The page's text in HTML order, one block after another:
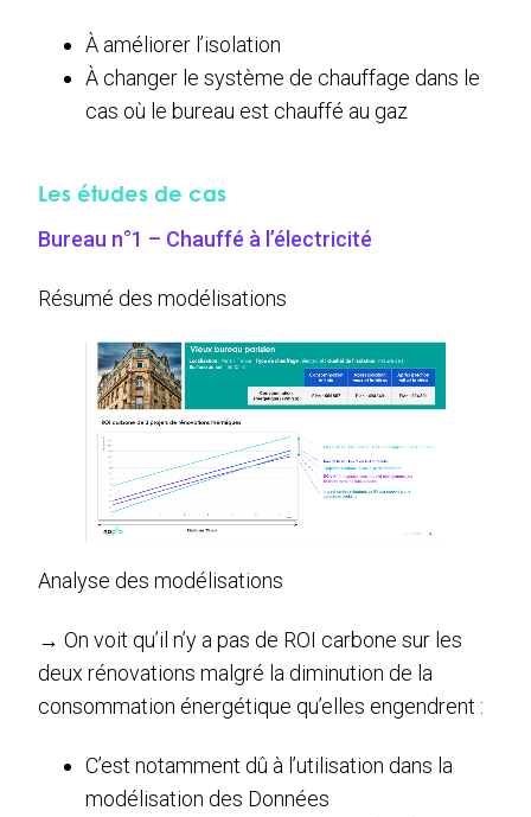
À améliorer l’isolation
À changer le système de chauffage dans le
cas où le bureau est chauffé au gaz
Les études de cas
Bureau n°1 – Chauffé à l’électricité
Résumé des modélisations
Analyse des modélisations
→ On voit qu’il n’y a pas de ROI carbone sur les
deux rénovations malgré la diminution de la
consommation énergétique qu’elles engendrent :
C’est notamment dû à l’utilisation dans la
modélisation des Données